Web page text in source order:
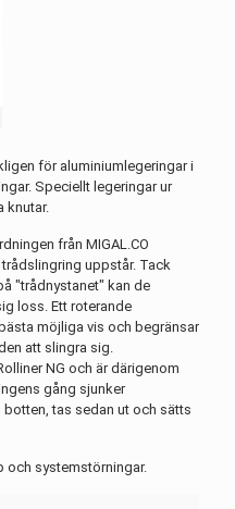
för aluminiumlegeringar i
Speciellt legeringar ur
knutar.
från MIGAL.CO
uppstår. Tack
"trådnystanet" kan de
loss. Ett roterande
möjliga vis och begränsar
att slingra sig.
NG och är därigenom
gång sjunker
tas sedan ut och sätts
och systemstörningar.